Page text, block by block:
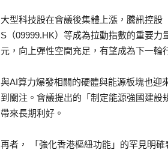
大型科技股在會議後集體上漲，騰訊控股
S（09999.HK）等成為拉動指數的重要
元，向上彈性空間充足，有望成為下一輪
與AI算力爆發相關的硬體與能源板塊也迎
到關注。會議提出的「制定能源強國建
帶來長期利好。
再者， 「強化香港樞紐功能」的罕見明